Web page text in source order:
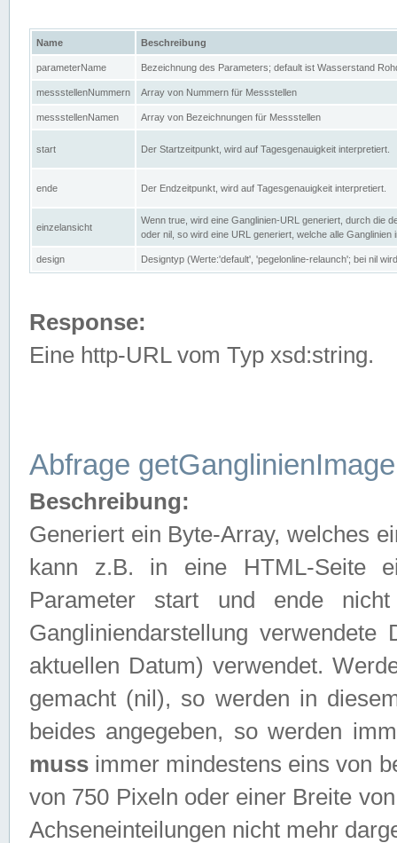
Name Beschreibung
parameterName Bezeichnung des Parameters; default ist Wasserstand
messstellenNummern Array von Nummern für Messstellen
messstellenNamen Array von Bezeichnungen für Messstellen
start Der Startzeitpunkt, wird auf Tagesgenauigkeit interpretiert.
ende Der Endzeitpunkt, wird auf Tagesgenauigkeit interpretiert.
einzelansicht
Wenn true, wird eine Ganglinien-URL generiert, durch die
oder nil, so wird eine URL generiert, welche alle Ganglinien
design Designtyp (Werte:'default', 'pegelonline-relaunch'; bei nil
Response:
Eine http-URL vom Typ xsd:string.
Abfrage getGanglinienImage
Beschreibung:
Generiert ein Byte-Array, welches
kann z.B. in eine HTML-Seite
Parameter start und ende
Gangliniendarstellung
aktuellen Datum) verwendet.
gemacht (nil), so werden in
beides angegeben, so werden
muss immer mindestens eins von
von 750 Pixeln oder einer Breite
Achseneinteilungen nicht mehr